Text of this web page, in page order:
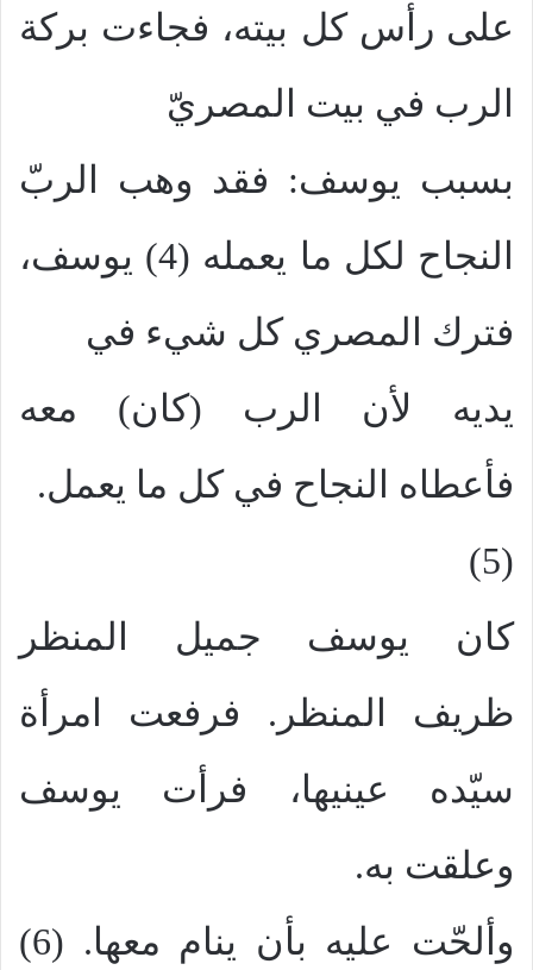
على رأس كل بيته، فجاءت بركة
الرب في بيت المصريّ
بسبب يوسف: فقد وهب الربّ
النجاح لكل ما يعمله (4) يوسف،
فترك المصري كل شيء في
يديه لأن الرب (كان) معه
فأعطاه النجاح في كل ما يعمل.
(5)
كان يوسف جميل المنظر
ظريف المنظر. فرفعت امرأة
سيّده عينيها، فرأت يوسف
وعلقت به.
وألحّت عليه بأن ينام معها. (6)